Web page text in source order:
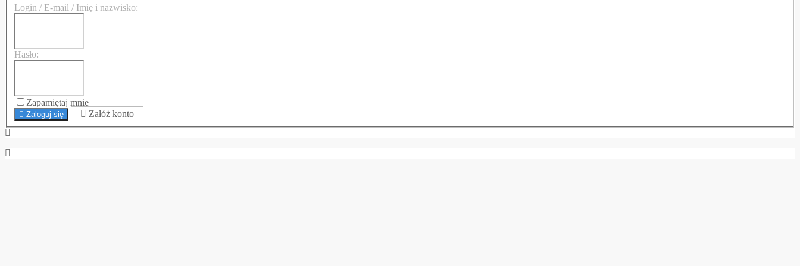
Login / E-mail / Imię i nazwisko:
Hasło:
Zapamiętaj mnie
Zaloguj się Załóż konto